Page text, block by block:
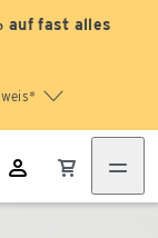
auf fast alles